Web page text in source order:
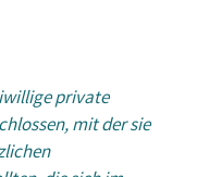
private
mit der sie